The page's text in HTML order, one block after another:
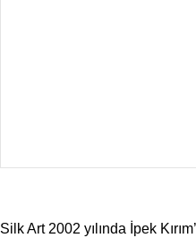
Silk Art 2002 yılında İpek